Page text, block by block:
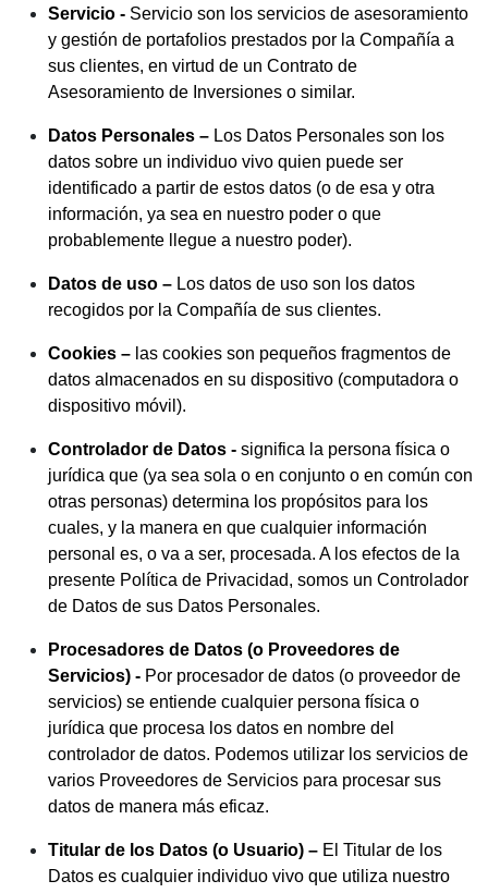
Servicio - Servicio son los servicios de asesoramiento
y gestión de portafolios prestados por la Compañía a
sus clientes, en virtud de un Contrato de
Asesoramiento de Inversiones o similar.
Datos Personales – Los Datos Personales son los
datos sobre un individuo vivo quien puede ser
identificado a partir de estos datos (o de esa y otra
información, ya sea en nuestro poder o que
probablemente llegue a nuestro poder).
Datos de uso – Los datos de uso son los datos
recogidos por la Compañía de sus clientes.
Cookies – las cookies son pequeños fragmentos de
datos almacenados en su dispositivo (computadora o
dispositivo móvil).
Controlador de Datos - significa la persona física o
jurídica que (ya sea sola o en conjunto o en común con
otras personas) determina los propósitos para los
cuales, y la manera en que cualquier información
personal es, o va a ser, procesada. A los efectos de la
presente Política de Privacidad, somos un Controlador
de Datos de sus Datos Personales.
Procesadores de Datos (o Proveedores de
Servicios) - Por procesador de datos (o proveedor de
servicios) se entiende cualquier persona física o
jurídica que procesa los datos en nombre del
controlador de datos. Podemos utilizar los servicios de
varios Proveedores de Servicios para procesar sus
datos de manera más eficaz.
Titular de los Datos (o Usuario) – El Titular de los
Datos es cualquier individuo vivo que utiliza nuestro